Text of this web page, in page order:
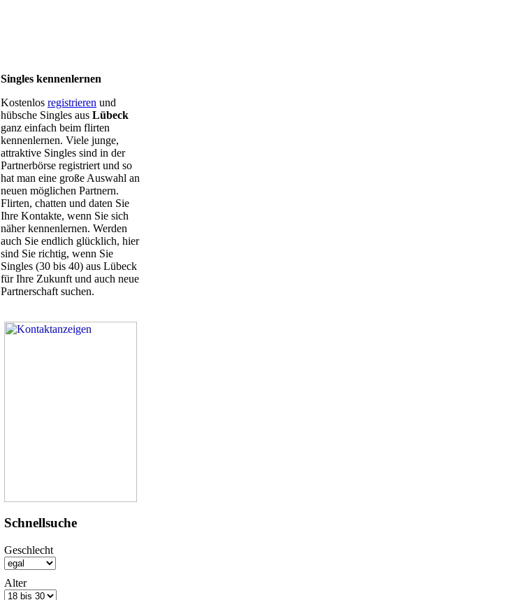
Singles kennenlernen
Kostenlos registrieren und
hübsche Singles aus Lübeck
ganz einfach beim flirten
kennenlernen. Viele junge,
attraktive Singles sind in der
Partnerbörse registriert und so
hat man eine große Auswahl an
neuen möglichen Partnern.
Flirten, chatten und daten Sie
Ihre Kontakte, wenn Sie sich
näher kennenlernen. Werden
auch Sie endlich glücklich, hier
sind Sie richtig, wenn Sie
Singles (30 bis 40) aus Lübeck
für Ihre Zukunft und auch neue
Partnerschaft suchen.
Schnellsuche
Geschlecht
Alter